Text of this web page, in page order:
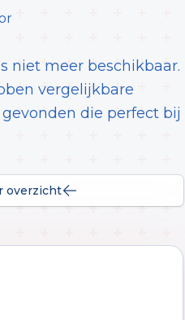
niet meer beschikbaar.
vergelijkbare
die perfect bij
overzicht